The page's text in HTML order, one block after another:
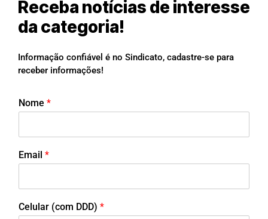
Receba notícias de interesse
da categoria!
Informação confiável é no Sindicato, cadastre-se para
receber informações!
Nome *
Email *
Celular (com DDD) *